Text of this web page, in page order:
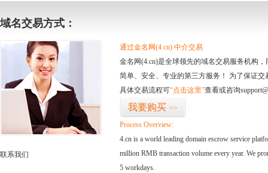
域名交易方式：
联系我们
通过金名网(4.cn) 中介交易
金名网(4.cn)是全球领先的域名交易服务机构
简单、安全、专业的第三方服务！ 为了保证
具体交易流程可“点击这里”查看或咨询
我要购买 >>
Process Overview:
4.cn is a world leading domain escrow service
million RMB transaction volume every year. We
5 workdays.